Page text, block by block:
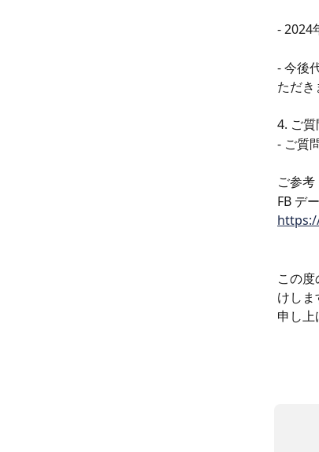
- 2024
- 今後
ただき
4. ご
- ご質
ご参考
FB デ
この
けし
申し上